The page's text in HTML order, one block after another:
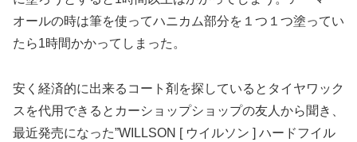
オールの時は筆を使ってハニカム部分を１つ１つ塗ってい
たら1時間かかってしまった。
安く経済的に出来るコート剤を探しているとタイヤワック
スを代用できるとカーショップショップの友人から聞き、
最近発売になった”WILLSON [ ウイルソン ] ハードフイル